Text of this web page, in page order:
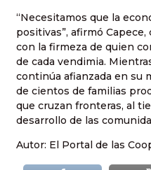
“Necesitamos que la
positivas”, afirmó
con la firmeza de quien
de cada vendimia.
continúa afianzada en su
de cientos de familias
que cruzan fronteras, al
desarrollo de las
Autor: El Portal de las